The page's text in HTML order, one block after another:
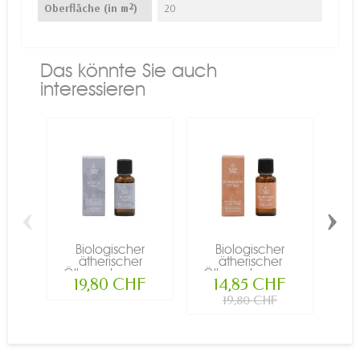
Oberfläche (in m²) 20
Das könnte Sie auch
interessieren
Biologischer
ätherischer
Ölkomplex zur...
19,80 CHF
Biologischer
ätherischer
Ölkomplex zur...
14,85 CHF
19,80 CHF
‹ ›